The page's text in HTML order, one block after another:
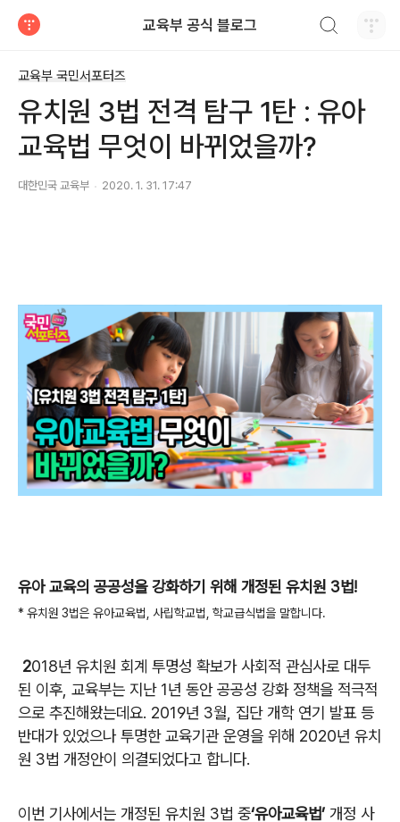
교육부 공식 블로그
교육부 국민서포터즈
유치원 3법 전격 탐구 1탄 : 유아
교육법 무엇이 바뀌었을까?
대한민국 교육부 2020. 1. 31. 17:47
유아 교육의 공공성을 강화하기 위해 개정된 유치원 3법!
* 유치원 3법은 유아교육법, 사립학교법, 학교급식법을 말합니다.
2018년 유치원 회계 투명성 확보가 사회적 관심사로 대두
된 이후, 교육부는 지난 1년 동안 공공성 강화 정책을 적극적
으로 추진해왔는데요. 2019년 3월, 집단 개학 연기 발표 등
반대가 있었으나 투명한 교육기관 운영을 위해 2020년 유치
원 3법 개정안이 의결되었다고 합니다.
이번 기사에서는 개정된 유치원 3법 중‘유아교육법’ 개정 사